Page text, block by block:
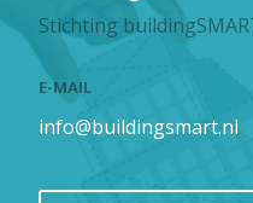
Stichting
E-MAIL
info@buildingsmart.nl